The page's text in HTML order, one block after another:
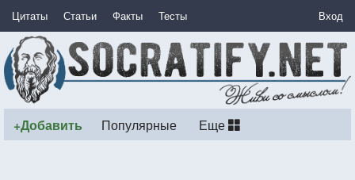
Цитаты Статьи Факты Тесты Вход
+Добавить Популярные Еще